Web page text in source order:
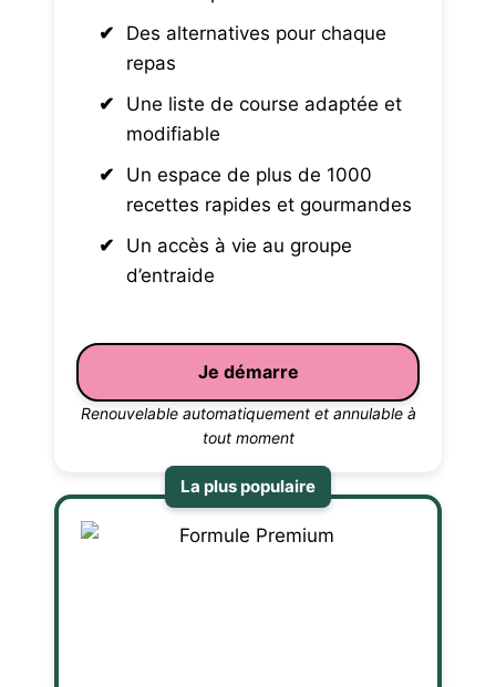
Des alternatives pour chaque
repas
Une liste de course adaptée et
modifiable
Un espace de plus de 1000
recettes rapides et gourmandes
Un accès à vie au groupe
d’entraide
Je démarre
Renouvelable automatiquement et annulable à
tout moment